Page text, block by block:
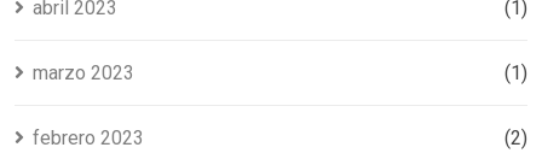
abril 2023 (1)
marzo 2023 (1)
febrero 2023 (2)